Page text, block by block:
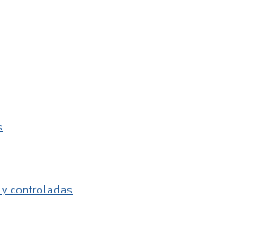
controladas